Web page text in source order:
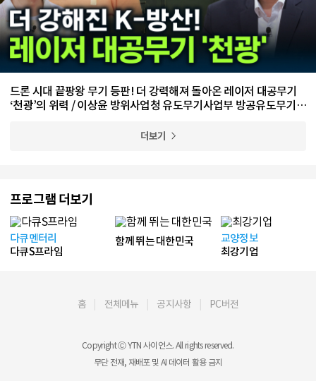
드론 시대 끝팡왕 무기 등판! 더 강력해져 돌아온 레이저 대공무기
‘천광’의 위력 / 이상윤 방위사업청 유도무기사업부 방공유도무기사
더보기
프로그램 더보기
다큐멘터리
다큐S프라임
함께 뛰는 대한민국
교양정보
최강기업
홈 전체메뉴 공지사항 PC버전
Copyright Ⓒ YTN 사이언스. All rights reserved.
무단 전재, 재배포 및 AI 데이터 활용 금지